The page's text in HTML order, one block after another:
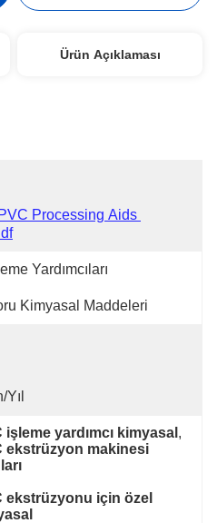
Ürün Açıklaması
Processing Aids
Yardımcıları
Kimyasal Maddeleri
yıl
işleme yardımcı kimyasal
ekstrüzyon makinesi
ekstrüzyonu için özel